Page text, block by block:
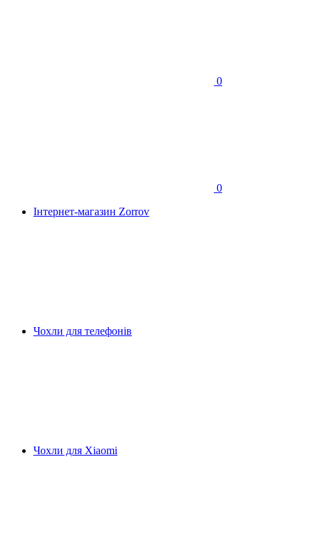
0
0
Інтернет-магазин Zorrov
Чохли для телефонів
Чохли для Xiaomi